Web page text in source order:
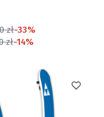
zł-33%
zł-14%